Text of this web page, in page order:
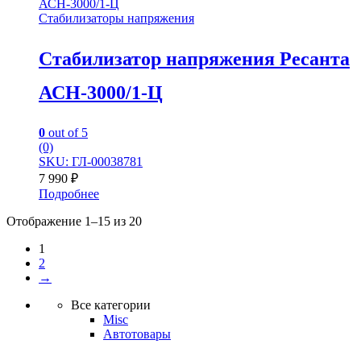
Стабилизаторы напряжения
Стабилизатор напряжения Ресанта
АСН-3000/1-Ц
0 out of 5
(0)
SKU: ГЛ-00038781
7 990 ₽
Подробнее
Отображение 1–15 из 20
1
2
→
Все категории
Misc
Автотовары